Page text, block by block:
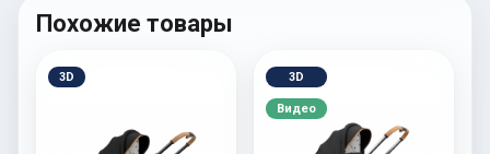
Похожие товары
3D 3D
Видео